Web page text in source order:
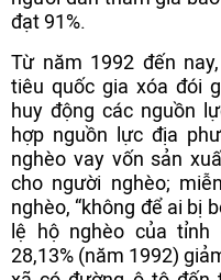
đạt 91%.
Từ năm 1992 đến
tiêu quốc gia xóa đói
huy động các nguồn
hợp nguồn lực địa
nghèo vay vốn sản
cho người nghèo;
nghèo, “không để ai bị
lệ hộ nghèo của
28,13% (năm 1992)